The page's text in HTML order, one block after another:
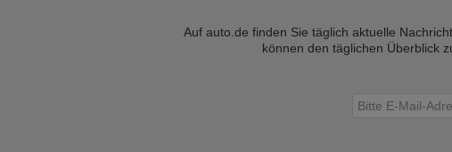
Auf auto.de finden Sie täglich aktuelle
können den täglichen Überblick